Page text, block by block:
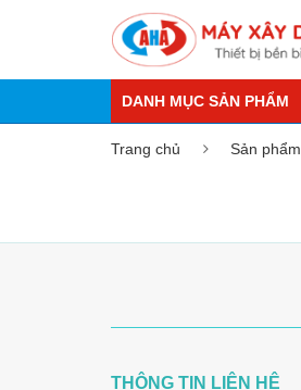
DANH MỤC SẢN PHẨM
Trang chủ Sản phẩm
THÔNG TIN LIÊN HỆ